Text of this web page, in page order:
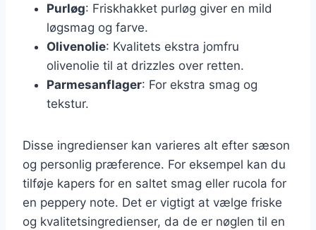
Purløg: Friskhakket purløg giver en mild
løgsmag og farve.
Olivenolie: Kvalitets ekstra jomfru
olivenolie til at drizzles over retten.
Parmesanflager: For ekstra smag og
tekstur.
Disse ingredienser kan varieres alt efter sæson
og personlig præference. For eksempel kan du
tilføje kapers for en saltet smag eller rucola for
en peppery note. Det er vigtigt at vælge friske
og kvalitetsingredienser, da de er nøglen til en